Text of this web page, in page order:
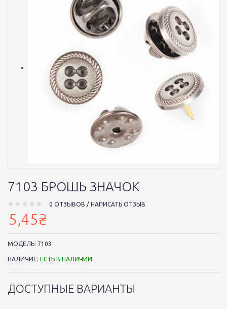
7103 БРОШЬ ЗНАЧОК
0 ОТЗЫВОВ / НАПИСАТЬ ОТЗЫВ
5,45₴
МОДЕЛЬ: 7103
НАЛИЧИЕ: ЕСТЬ В НАЛИЧИИ
ДОСТУПНЫЕ ВАРИАНТЫ